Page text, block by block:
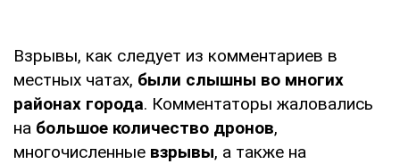
Взрывы, как следует из комментариев в
местных чатах, были слышны во многих
районах города. Комментаторы жаловались
на большое количество дронов,
многочисленные взрывы, а также на